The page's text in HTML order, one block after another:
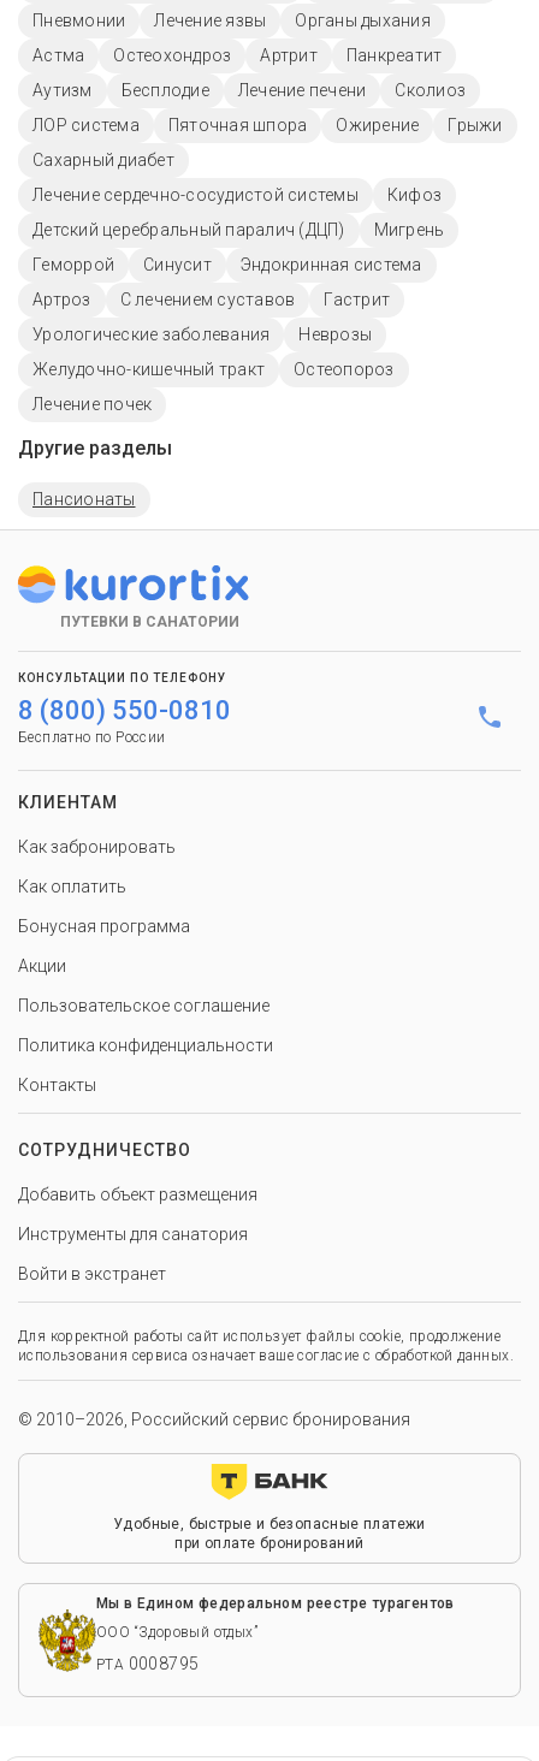
Пневмонии
Лечение язвы
Органы дыхания
Астма
Остеохондроз Артрит
Панкреатит
Аутизм
Бесплодие Лечение печени
Сколиоз
ЛОР система
Пяточная шпора Ожирение
Грыжи
Сахарный диабет
Лечение сердечно-сосудистой системы
Кифоз
Детский церебральный паралич (ДЦП)
Мигрень
Геморрой
Синусит
Эндокринная система
Артроз
С лечением суставов
Гастрит
Урологические заболевания
Неврозы
Желудочно-кишечный тракт
Остеопороз
Лечение почек
Другие разделы
Пансионаты
ПУТЕВКИ В САНАТОРИИ
КОНСУЛЬТАЦИИ ПО ТЕЛЕФОНУ
8 (800) 550-0810
Бесплатно по России
КЛИЕНТАМ
Как забронировать
Как оплатить
Бонусная программа
Акции
Пользовательское соглашение
Политика конфиденциальности
Контакты
СОТРУДНИЧЕСТВО
Добавить объект размещения
Инструменты для санатория
Войти в экстранет
Для корректной работы сайт использует файлы cookie, продолжение
использования сервиса означает ваше согласие с обработкой данных.
© 2010–2026, Российский сервис бронирования
Удобные, быстрые и безопасные платежи
при оплате бронирований
Мы в Едином федеральном реестре турагентов
ООО “Здоровый отдых”
РТА 0008795